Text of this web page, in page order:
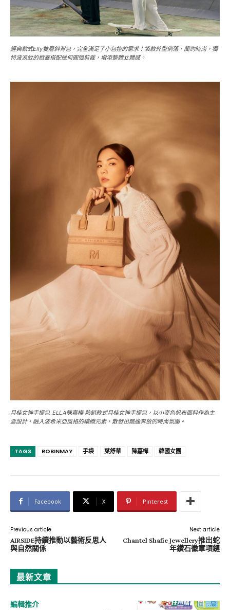
經典款式Elly雙層斜背包，完全滿足了小包控的需求！袋款外型俐落，簡約時尚，獨
特波浪紋的掀蓋搭配幾何圓弧剪裁，增添整體立體感。
月桂女神手提包_ELLA陳嘉樺 熱銷款式月桂女神手提包，以小麥色帆布面料作為主
要設計，融入波希米亞風格的編織元素，散發出飄逸奔放的時尚氛圍。
TAGS ROBINMAY 手袋 葉舒華 陳嘉樺 韓國女團
Facebook X Pinterest
Previous article
AIRSIDE持續推動以藝術反思人
與自然關係
Next article
Chantel Shafie Jewellery推出蛇
年鑽石徽章項鏈
最新文章
編輯推介